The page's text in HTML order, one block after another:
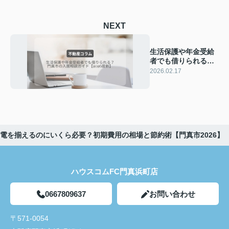
NEXT
生活保護や年金受給
者でも借りられる？
門真市の入居相談ガ
2026.02.17
を揃えるのにいくら必要？初期費用の相場と節約術【門真市2026】
ハウスコムFC門真浜町店
0667809637 お問い合わせ
〒571-0054